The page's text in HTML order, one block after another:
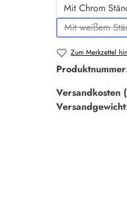
Mit Chrom
Mit weißem
(Diese
Zum Merkzettel
Versandkosten